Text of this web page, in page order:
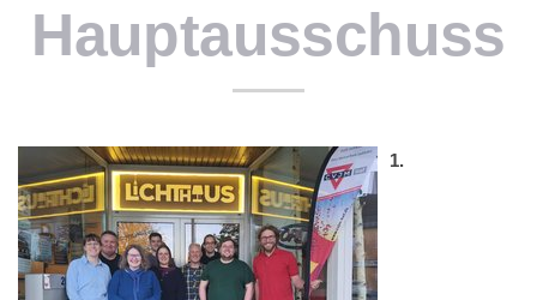
Hauptausschuss
1.